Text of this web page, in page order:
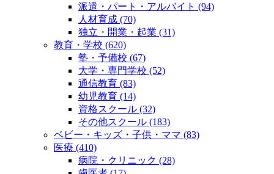
派遣・パート・アルバイト (94)
人材育成 (70)
独立・開業・起業 (31)
教育・学校 (620)
塾・予備校 (67)
大学・専門学校 (52)
通信教育 (83)
幼児教育 (14)
資格スクール (32)
その他スクール (183)
ベビー・キッズ・子供・ママ (83)
医療 (410)
病院・クリニック (28)